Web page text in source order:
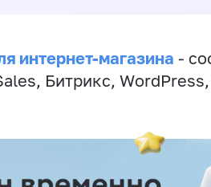
интернет-магазина -
Битрикс,